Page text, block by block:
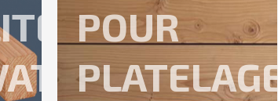
ET
POUR
PLATELAGE